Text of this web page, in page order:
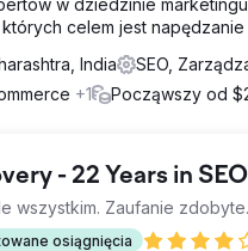
w dziedzinie
celem jest
India
SEO,
+1 Począwszy od
- 22 Years in
wszystkim. Zaufanie
osiągnięcia